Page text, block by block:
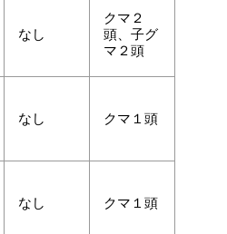
なし
クマ２
頭、子グ
マ２頭
なし クマ１頭
なし クマ１頭